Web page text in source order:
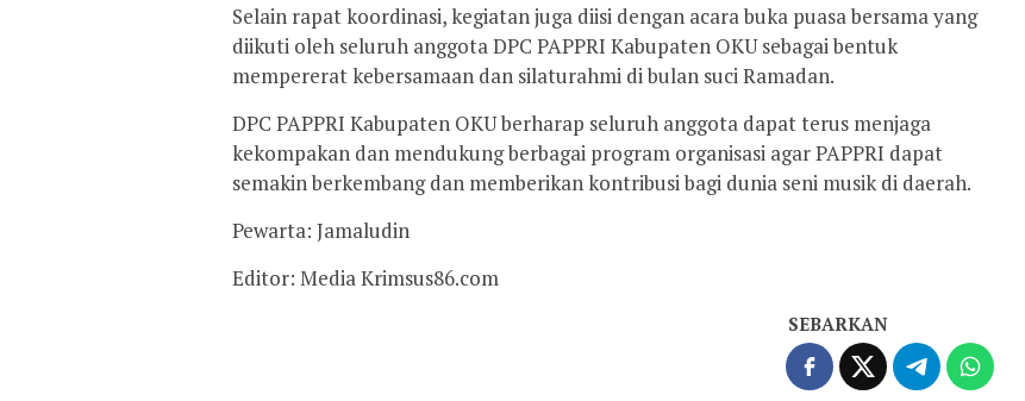
Selain rapat koordinasi, kegiatan juga diisi dengan acara buka puasa bersama yang
diikuti oleh seluruh anggota DPC PAPPRI Kabupaten OKU sebagai bentuk
mempererat kebersamaan dan silaturahmi di bulan suci Ramadan.
DPC PAPPRI Kabupaten OKU berharap seluruh anggota dapat terus menjaga
kekompakan dan mendukung berbagai program organisasi agar PAPPRI dapat
semakin berkembang dan memberikan kontribusi bagi dunia seni musik di daerah.
Pewarta: Jamaludin
Editor: Media Krimsus86.com
SEBARKAN